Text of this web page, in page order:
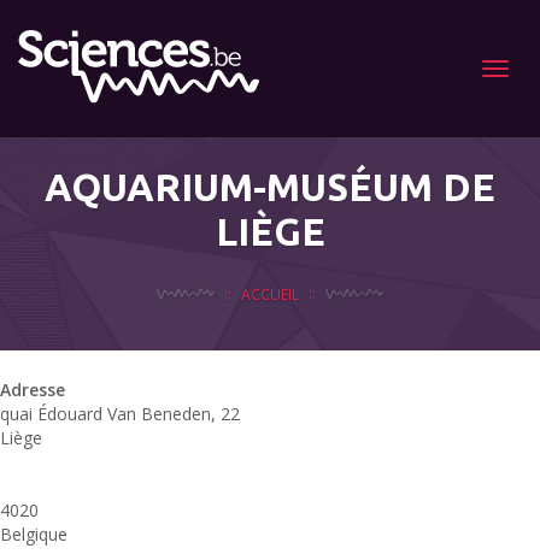
Menu
AQUARIUM-MUSÉUM DE
LIÈGE
ACCUEIL
Adresse
quai Édouard Van Beneden, 22
Liège
4020
Belgique